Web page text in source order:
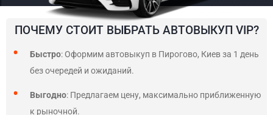
ПОЧЕМУ СТОИТ ВЫБРАТЬ АВТОВЫКУП VIP?
Быстро: Оформим автовыкуп в Пирогово, Киев за 1 день
без очередей и ожиданий.
Выгодно: Предлагаем цену, максимально приближенную
к рыночной.